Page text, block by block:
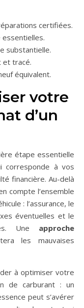
certifiées.
essentielles.
substantielle.
et tracé.
équivalent.
votre
d’un
étape essentielle
corresponde à vos
financière. Au-delà
compte l’ensemble
: l’assurance, le
éventuelles et le
Une approche
les mauvaises
à optimiser votre
de carburant : un
peut s’avérer